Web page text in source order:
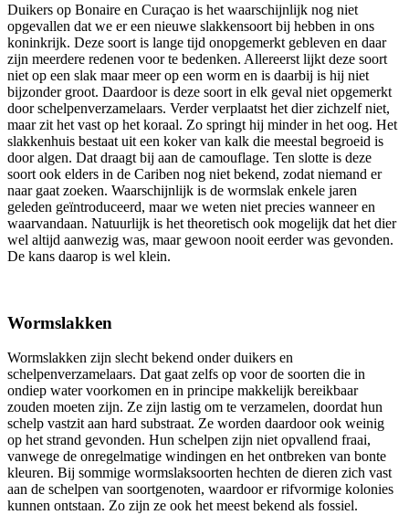
Duikers op Bonaire en Curaçao is het waarschijnlijk nog niet
opgevallen dat we er een nieuwe slakkensoort bij hebben in ons
koninkrijk. Deze soort is lange tijd onopgemerkt gebleven en daar
zijn meerdere redenen voor te bedenken. Allereerst lijkt deze soort
niet op een slak maar meer op een worm en is daarbij is hij niet
bijzonder groot. Daardoor is deze soort in elk geval niet opgemerkt
door schelpenverzamelaars. Verder verplaatst het dier zichzelf niet,
maar zit het vast op het koraal. Zo springt hij minder in het oog. Het
slakkenhuis bestaat uit een koker van kalk die meestal begroeid is
door algen. Dat draagt bij aan de camouflage. Ten slotte is deze
soort ook elders in de Cariben nog niet bekend, zodat niemand er
naar gaat zoeken. Waarschijnlijk is de wormslak enkele jaren
geleden geïntroduceerd, maar we weten niet precies wanneer en
waarvandaan. Natuurlijk is het theoretisch ook mogelijk dat het dier
wel altijd aanwezig was, maar gewoon nooit eerder was gevonden.
De kans daarop is wel klein.
Wormslakken
Wormslakken zijn slecht bekend onder duikers en
schelpenverzamelaars. Dat gaat zelfs op voor de soorten die in
ondiep water voorkomen en in principe makkelijk bereikbaar
zouden moeten zijn. Ze zijn lastig om te verzamelen, doordat hun
schelp vastzit aan hard substraat. Ze worden daardoor ook weinig
op het strand gevonden. Hun schelpen zijn niet opvallend fraai,
vanwege de onregelmatige windingen en het ontbreken van bonte
kleuren. Bij sommige wormslaksoorten hechten de dieren zich vast
aan de schelpen van soortgenoten, waardoor er rifvormige kolonies
kunnen ontstaan. Zo zijn ze ook het meest bekend als fossiel.